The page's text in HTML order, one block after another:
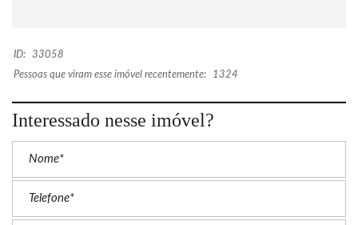
ID:
33058
Pessoas que viram esse imóvel recentemente:
1324
Interessado nesse imóvel?